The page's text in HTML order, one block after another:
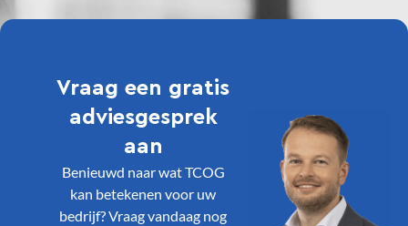
Vraag een gratis
adviesgesprek
aan
Benieuwd naar wat TCOG
kan betekenen voor uw
bedrijf? Vraag vandaag nog